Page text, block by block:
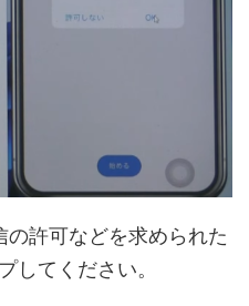
許可などを求められた
してください。